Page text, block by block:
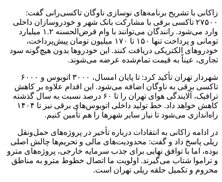
زاکانی با تشریح برنامه‌های نوسازی ناوگان تاکسی‌رانی گفت:
۲۷۵۰۰ تاکسی برقی با مشارکت بانک شهر و خودروسازان داخلی
وارد می‌شود. رانندگان می‌توانند با وام قرض‌الحسنه ۱.۲ میلیارد
تومانی و پرداخت تنها ۱۵۰ تا ۱۷۰ میلیون تومان پیش‌پرداخت،
خودروهای الکتریکی دریافت کنند. این خودروها بدون هیچ‌گونه سود
تجاری، عیناً به قیمت تمام‌شده عرضه می‌شوند.
شهردار تهران تأکید کرد: تا پایان امسال، ۳۰۰۰ اتوبوس و ۶۰۰۰
تاکسی برقی به ناوگان اضافه می‌شود. این اقدام علاوه بر کاهش
ترافیک، آلایندگی هوای تهران را تا ۶۰ درصد نسبت به سال گذشته
کاهش خواهد داد. خط تولید داخلی اتوبوس‌های برقی نیز تا ۱۴۰۴
راه‌اندازی می‌شود تا نیاز سایر شهرها را هم تأمین کنیم.
در ادامه زاکانی به انتقادات درباره تأخیر در پروژه‌های حمل‌ونقل
ریلی پاسخ داد و گفت: محدودیت‌های مالی و تحریم‌ها چالش اصلی
بوده، اما با توافق نهایی برای جذب سرمایه خارجی، پروژه‌های مترو
و تراموا شتاب می‌گیرند. اولویت ما اتصال خطوط مترو به مناطق
محروم و تکمیل حلقه ریلی تهران است.